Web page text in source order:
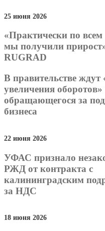
25 июня 2026
«Практически по
мы получили
RUGRAD
В правительстве ждут
увеличения оборотов»
обращающегося за
бизнеса
22 июня 2026
УФАС признало
РЖД от контракта с
калининградским
за НДС
18 июня 2026